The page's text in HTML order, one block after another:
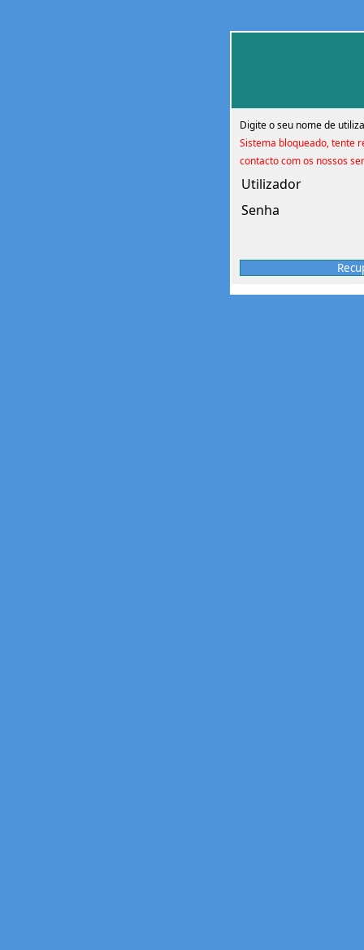
Digite o seu nome de
Sistema bloqueado, tente
contacto com os nossos
Utilizador
Senha